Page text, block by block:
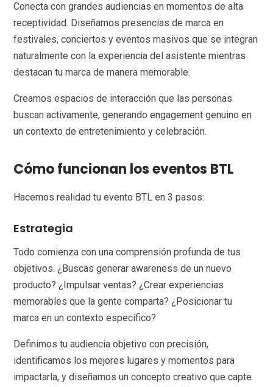
Conecta con grandes audiencias en momentos de alta
receptividad. Diseñamos presencias de marca en
festivales, conciertos y eventos masivos que se integran
naturalmente con la experiencia del asistente mientras
destacan tu marca de manera memorable.
Creamos espacios de interacción que las personas
buscan activamente, generando engagement genuino en
un contexto de entretenimiento y celebración.
Cómo funcionan los eventos BTL
Hacemos realidad tu evento BTL en 3 pasos:
Estrategia
Todo comienza con una comprensión profunda de tus
objetivos. ¿Buscas generar awareness de un nuevo
producto? ¿Impulsar ventas? ¿Crear experiencias
memorables que la gente comparta? ¿Posicionar tu
marca en un contexto específico?
Definimos tu audiencia objetivo con precisión,
identificamos los mejores lugares y momentos para
impactarla, y diseñamos un concepto creativo que capte